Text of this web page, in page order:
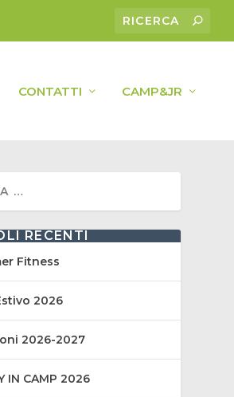
CONTATTI CAMP&JR
RECENTI
Fitness
2026
2026-2027
IN CAMP 2026